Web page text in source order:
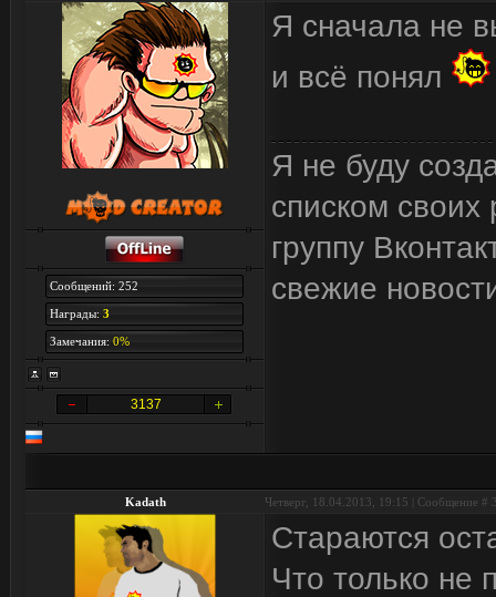
Сообщений: 252
Награды: 3
Замечания: 0%
3137
Я сначала не
и всё понял
Я не буду
списком своих
группу
свежие
Kadath Четверг, 18.04.2013, 19:15 | Сообщение #
Стараются
Что только не